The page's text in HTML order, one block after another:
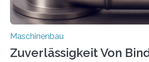
Maschinenbau
Zuverlässigkeit Von